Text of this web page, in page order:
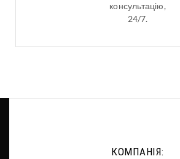
консультацію,
24/7.
КОМПАНІЯ: